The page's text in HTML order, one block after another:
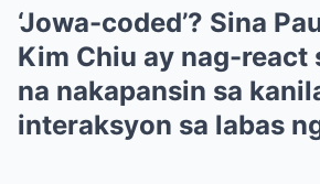
‘Jowa-coded’? Sina
Kim Chiu ay nag-react
na nakapansin sa
interaksyon sa labas